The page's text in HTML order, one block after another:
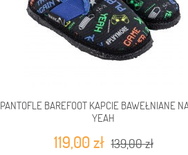
PANTOFLE BAREFOOT KAPCIE BAWEŁNIANE
YEAH
119,00 zł 139,00 zł